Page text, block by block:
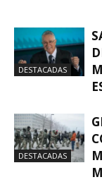
DESTACADAS
DESTACADAS